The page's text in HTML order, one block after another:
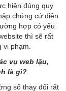
hiện đúng quy
chứng cứ điện
hợp có yếu
thì sẽ rất
phạm.
vụ web lậu,
là gì?
số thay đổi rất